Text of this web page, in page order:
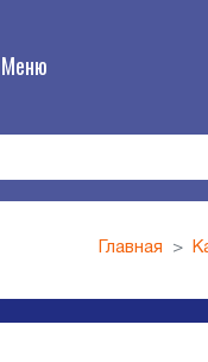
Меню
Главная